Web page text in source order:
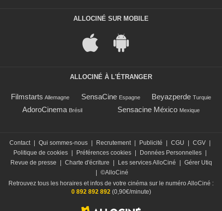
ALLOCINÉ SUR MOBILE
ALLOCINÉ À L'ÉTRANGER
Filmstarts Allemagne SensaCine Espagne Beyazperde Turquie
AdoroCinema Brésil Sensacine México Mexique
Contact Qui sommes-nous Recrutement Publicité CGU CGV
Politique de cookies
Préférences cookies Données Personnelles
Revue de presse
Charte d'écriture Les services AlloCiné
Gérer Utiq
©AlloCiné
Retrouvez tous les horaires et infos de votre cinéma sur le numéro AlloCiné :
0 892 892 892(0,90€/minute)